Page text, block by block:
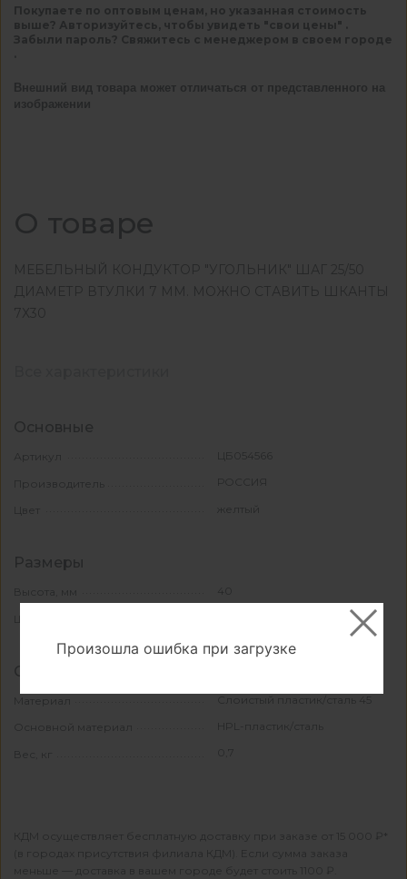
Покупаете по оптовым ценам, но указанная стоимость
выше? Авторизуйтесь, чтобы увидеть "свои цены" .
Забыли пароль? Свяжитесь с менеджером в своем городе
Внешний вид товара может отличаться от представленного на
изображении
О товаре
МЕБЕЛЬНЫЙ КОНДУКТОР "УГОЛЬНИК" ШАГ 25/50
ДИАМЕТР ВТУЛКИ 7 ММ. МОЖНО СТАВИТЬ ШКАНТЫ
7Х30
Основные
Артикул ЦБ054566
Производитель РОССИЯ
Цвет желтый
Размеры
Высота, мм 40
Свойства и материалы
Материал Слоистый пластик/сталь 45
Основной материал HPL-пластик/сталь
Вес, кг 0,7
КДМ осуществляет бесплатную доставку при заказе от 15 000 ₽*
(в городах присутствия филиала КДМ). Если сумма заказа
меньше — доставка в вашем городе будет стоить 1100 ₽.
Произошла ошибка при загрузке